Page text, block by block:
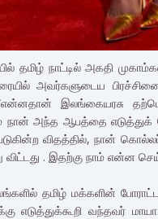
தமிழ் நாட்டில் அகதி
அவர்களுடைய
“என்னதான் இலங்கையரசு
நான் அந்த ஆபத்தை
விதத்தில், நான்
. இதற்கு நாம் என்ன
தமிழ் மக்களின்
எடுத்துக்கூறி வந்தவர்